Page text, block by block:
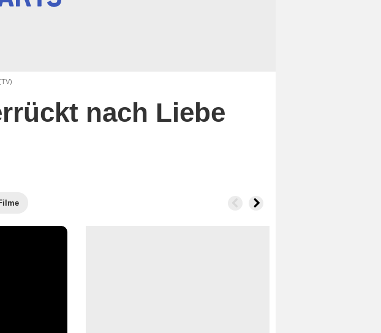
nach Liebe